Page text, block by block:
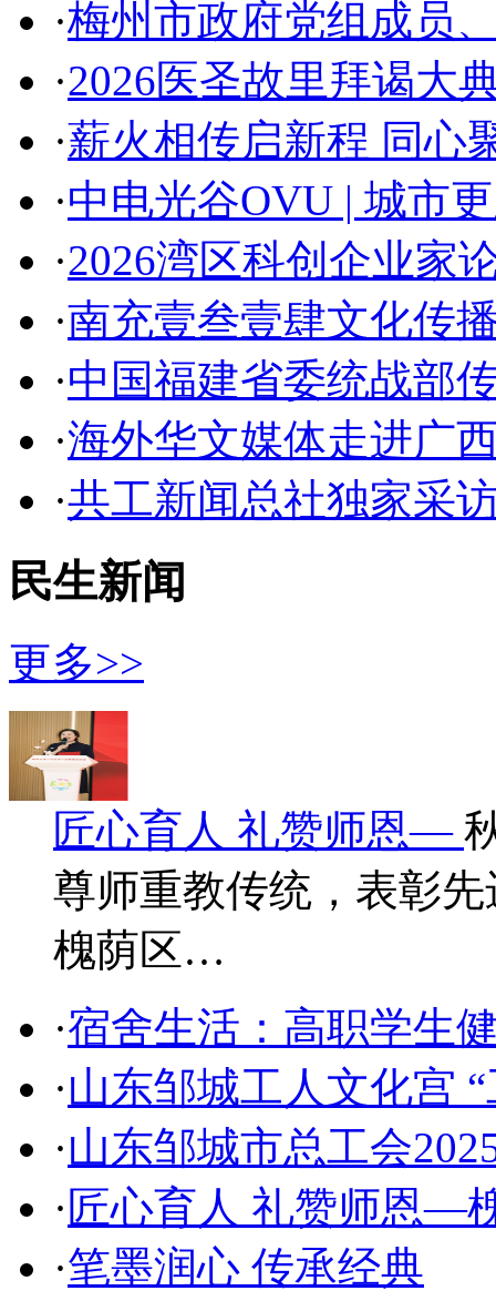
·梅州市政府党组成员
·2026医圣故里拜谒大
·薪火相传启新程 同心
·中电光谷OVU | 城市
·2026湾区科创企业家
·南充壹叁壹肆文化传
·中国福建省委统战部
·海外华文媒体走进广
·共工新闻总社独家采
民生新闻
更多>>
匠心育人 礼赞师恩—
尊师重教传统，表彰
槐荫区…
·宿舍生活：高职学生
·山东邹城工人文化宫
·山东邹城市总工会
· 匠心育人 礼赞师恩—
·笔墨润心 传承经典